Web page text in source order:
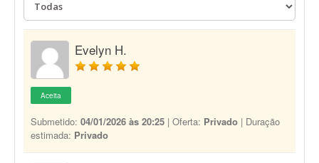
Evelyn H.
Aceita
Submetido: 04/01/2026 às 20:25 | Oferta: Privado | Duração
estimada: Privado